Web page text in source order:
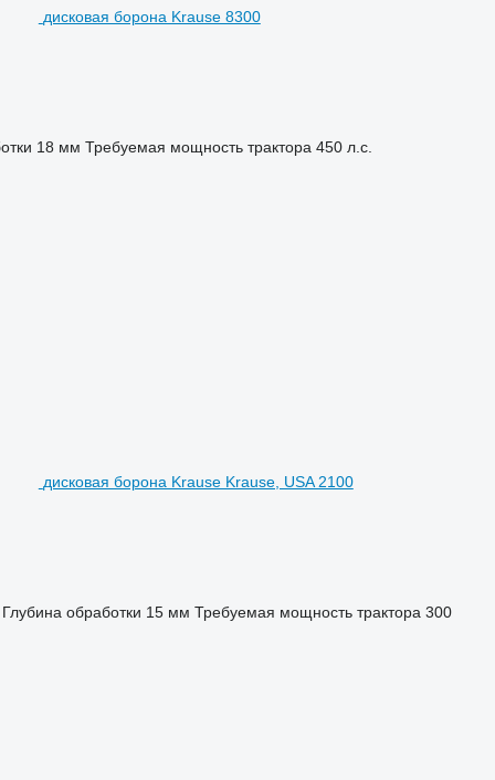
дисковая борона Krause 8300
18 мм Требуемая мощность трактора 450 л.с.
дисковая борона Krause Krause, USA 2100
Глубина обработки 15 мм Требуемая мощность трактора 300